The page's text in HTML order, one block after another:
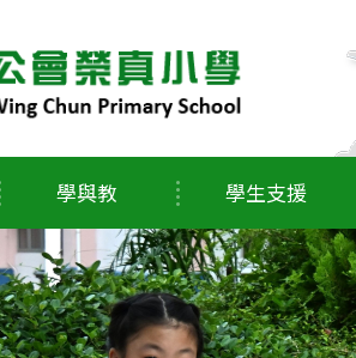
學與教 學生支援